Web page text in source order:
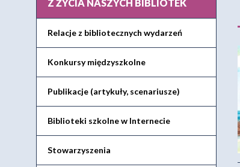
Z ŻYCIA NASZYCH BIBLIOTEK
Relacje z bibliotecznych wydarzeń
Konkursy międzyszkolne
Publikacje (artykuły, scenariusze)
Biblioteki szkolne w Internecie
Stowarzyszenia